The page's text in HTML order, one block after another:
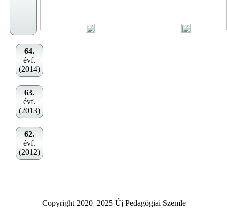
64.
évf.
(2014)
63.
évf.
(2013)
62.
évf.
(2012)
Copyright 2020–2025 Új Pedagógiai Szemle